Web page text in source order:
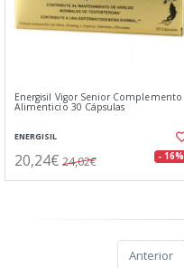
Energisil Vigor Senior Complemento
Alimenticio 30 Cápsulas
ENERGISIL
20,24€ 24,02€ - 16%
Anterior